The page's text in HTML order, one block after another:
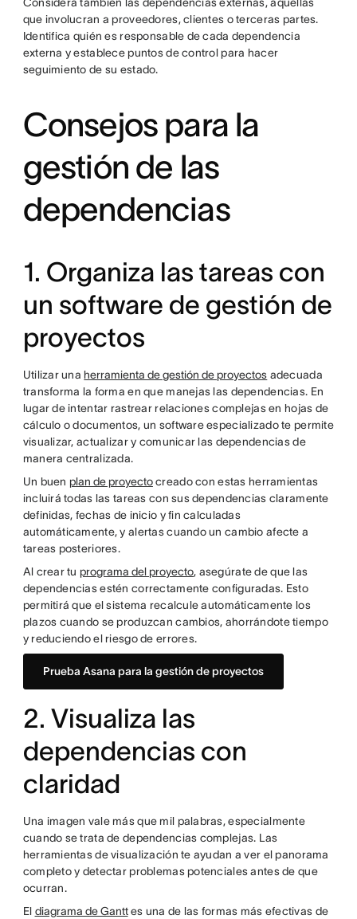
Considera también las dependencias externas, aquellas
que involucran a proveedores, clientes o terceras partes.
Identifica quién es responsable de cada dependencia
externa y establece puntos de control para hacer
seguimiento de su estado.
Consejos para la
gestión de las
dependencias
1. Organiza las tareas con
un software de gestión de
proyectos
Utilizar una herramienta de gestión de proyectos adecuada
transforma la forma en que manejas las dependencias. En
lugar de intentar rastrear relaciones complejas en hojas de
cálculo o documentos, un software especializado te permite
visualizar, actualizar y comunicar las dependencias de
manera centralizada.
Un buen plan de proyectocreado con estas herramientas
incluirá todas las tareas con sus dependencias claramente
definidas, fechas de inicio y fin calculadas
automáticamente, y alertas cuando un cambio afecte a
tareas posteriores.
Al crear tu programa del proyecto, asegúrate de que las
dependencias estén correctamente configuradas. Esto
permitirá que el sistema recalcule automáticamente los
plazos cuando se produzcan cambios, ahorrándote tiempo
y reduciendo el riesgo de errores.
Prueba Asana para la gestión de proyectos
2. Visualiza las
dependencias con
claridad
Una imagen vale más que mil palabras, especialmente
cuando se trata de dependencias complejas. Las
herramientas de visualización te ayudan a ver el panorama
completo y detectar problemas potenciales antes de que
ocurran.
El diagrama de Ganttes una de las formas más efectivas de